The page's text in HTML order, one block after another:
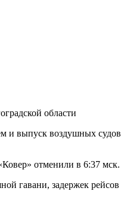
области
и выпуск воздушных судов
отменили в 6:37 мск.
гавани, задержек рейсов